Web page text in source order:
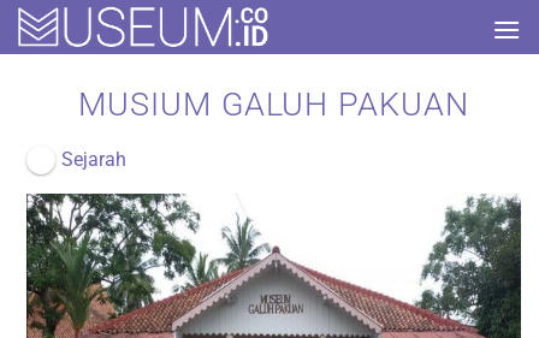
Skip
MUSIUM GALUH PAKUAN
Sejarah